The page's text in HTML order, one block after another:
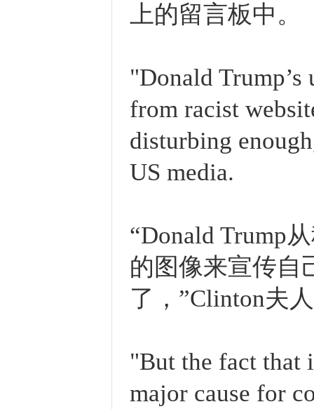
上的留言板中。
"Donald
from racist
disturbing
US media.
“Donald Trump
的图像来宣传自
了，”Clinton夫
"But the fact that
major cause for